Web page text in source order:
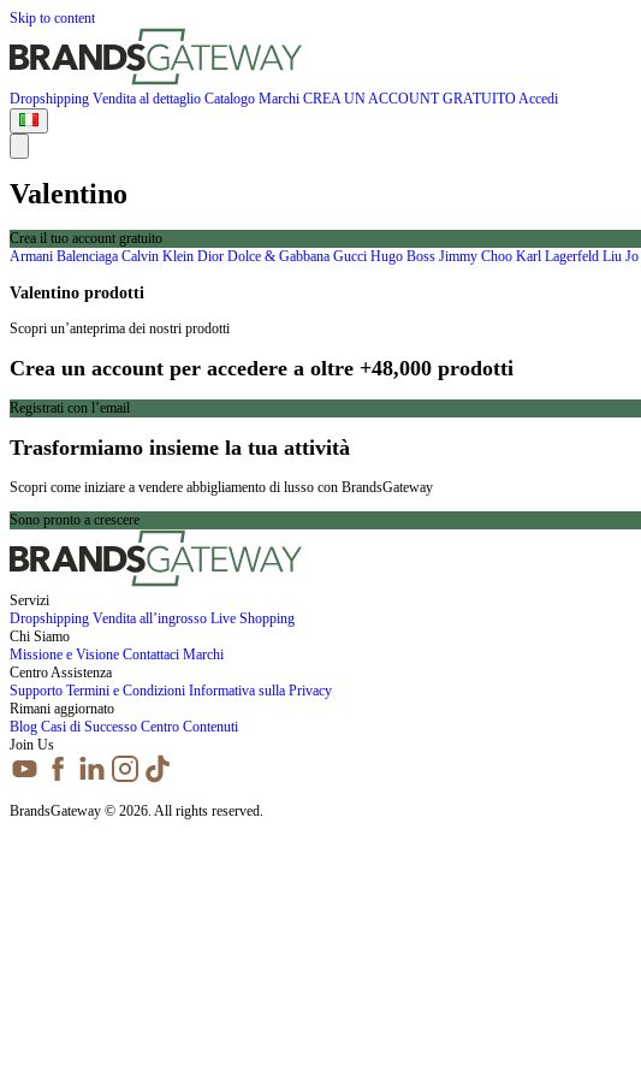
Skip to content
Dropshipping Vendita al dettaglio Catalogo Marchi CREA UN ACCOUNT GRATUITOAccedi
Valentino
Crea il tuo account gratuito
Armani Balenciaga Calvin Klein Dior Dolce & Gabbana Gucci Hugo Boss Jimmy Choo Karl Lagerfeld Liu Jo
Valentino prodotti
Scopri un’anteprima dei nostri prodotti
Crea un account per accedere a oltre +48,000 prodotti
Registrati con l’email
Trasformiamo insieme la tua attività
Scopri come iniziare a vendere abbigliamento di lusso con BrandsGateway
Sono pronto a crescere
Servizi
Dropshipping Vendita all’ingrosso Live Shopping
Chi Siamo
Missione e Visione Contattaci Marchi
Centro Assistenza
Supporto Termini e Condizioni Informativa sulla Privacy
Rimani aggiornato
Blog Casi di Successo Centro Contenuti
Join Us
BrandsGateway © 2026. All rights reserved.